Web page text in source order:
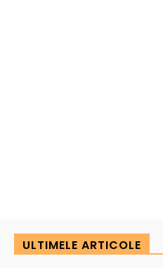
ULTIMELE ARTICOLE